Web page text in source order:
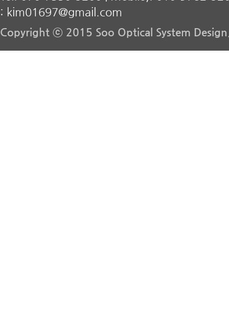
: kim01697@gmail.com
Copyright ⓒ 2015 Soo Optical System